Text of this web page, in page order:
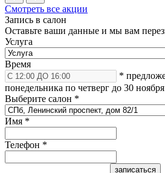
Смотреть все акции
Запись в салон
Оставьте ваши данные и мы вам
Услуга
Время
*
понедельника по четверг до 30
Выберите салон *
Имя *
Телефон *